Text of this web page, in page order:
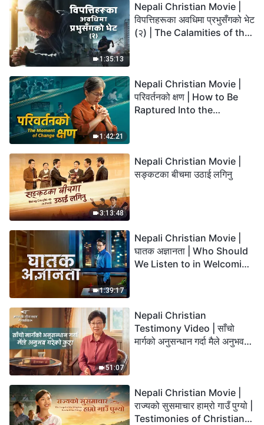
1:35:13
Nepali Christian Movie |
विपत्तिहरूका अवधिमा प्रभुसँगको भेट
(२) | The Calamities of the
1:42:21
Nepali Christian Movie |
परिवर्तनको क्षण | How to Be
Raptured Into the
3:13:48
Nepali Christian Movie |
सङ्कटका बीचमा उठाई लगिनु
1:39:17
Nepali Christian Movie |
घातक अज्ञानता | Who Should
We Listen to in Welcoming
51:07
Nepali Christian
Testimony Video | साँचो
मार्गको अनुसन्धान गर्दा मैले अनुभव
Nepali Christian Movie |
राज्यको सुसमाचार हाम्रो गाउँ पुग्यो |
Testimonies of Christians